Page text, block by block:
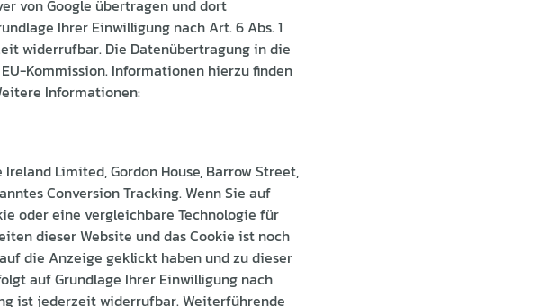
von Google übertragen und dort
Ihrer Einwilligung nach Art. 6 Abs. 1
widerrufbar. Die Datenübertragung in die
Kommission. Informationen hierzu finden
Informationen:
Limited, Gordon House, Barrow Street,
Conversion Tracking. Wenn Sie auf
oder eine vergleichbare Technologie für
dieser Website und das Cookie ist noch
die Anzeige geklickt haben und zu dieser
auf Grundlage Ihrer Einwilligung nach
ist jederzeit widerrufbar. Weiterführende